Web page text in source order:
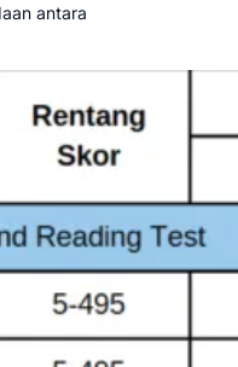
antara